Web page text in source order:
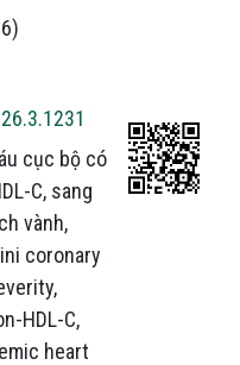
cục bộ có
C, sang
vành,
coronary
,
HDL-C,
heart